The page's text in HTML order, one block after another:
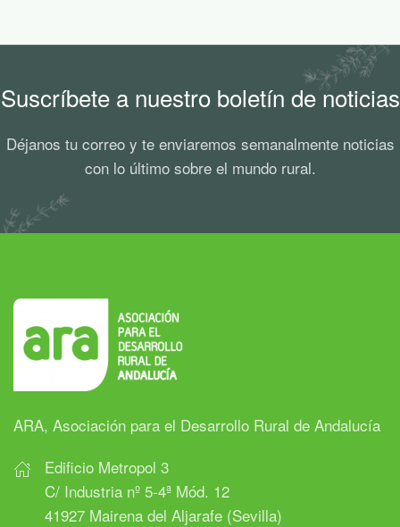
Suscríbete a nuestro boletín de noticias
Déjanos tu correo y te enviaremos semanalmente noticias
con lo último sobre el mundo rural.
ARA, Asociación para el Desarrollo Rural de Andalucía
Edificio Metropol 3
C/ Industria nº 5-4ª Mód. 12
41927 Mairena del Aljarafe (Sevilla)